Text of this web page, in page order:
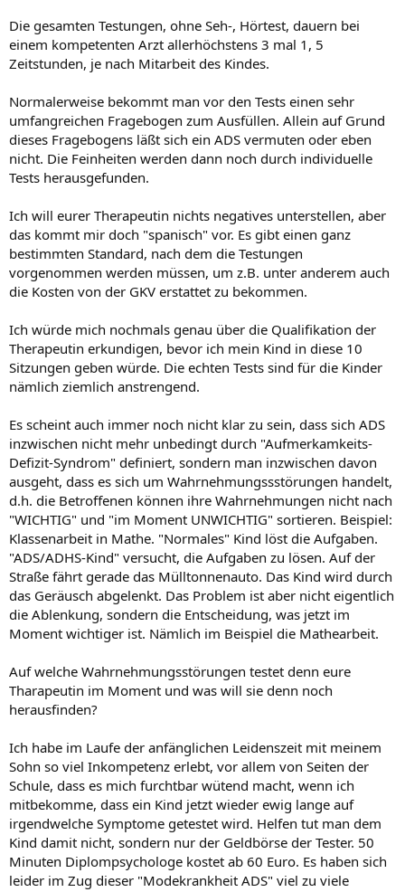
Die gesamten Testungen, ohne Seh-, Hörtest, dauern bei
einem kompetenten Arzt allerhöchstens 3 mal 1, 5
Zeitstunden, je nach Mitarbeit des Kindes.
Normalerweise bekommt man vor den Tests einen sehr
umfangreichen Fragebogen zum Ausfüllen. Allein auf Grund
dieses Fragebogens läßt sich ein ADS vermuten oder eben
nicht. Die Feinheiten werden dann noch durch individuelle
Tests herausgefunden.
Ich will eurer Therapeutin nichts negatives unterstellen, aber
das kommt mir doch "spanisch" vor. Es gibt einen ganz
bestimmten Standard, nach dem die Testungen
vorgenommen werden müssen, um z.B. unter anderem auch
die Kosten von der GKV erstattet zu bekommen.
Ich würde mich nochmals genau über die Qualifikation der
Therapeutin erkundigen, bevor ich mein Kind in diese 10
Sitzungen geben würde. Die echten Tests sind für die Kinder
nämlich ziemlich anstrengend.
Es scheint auch immer noch nicht klar zu sein, dass sich ADS
inzwischen nicht mehr unbedingt durch "Aufmerkamkeits-
Defizit-Syndrom" definiert, sondern man inzwischen davon
ausgeht, dass es sich um Wahrnehmungssstörungen handelt,
d.h. die Betroffenen können ihre Wahrnehmungen nicht nach
"WICHTIG" und "im Moment UNWICHTIG" sortieren. Beispiel:
Klassenarbeit in Mathe. "Normales" Kind löst die Aufgaben.
"ADS/ADHS-Kind" versucht, die Aufgaben zu lösen. Auf der
Straße fährt gerade das Mülltonnenauto. Das Kind wird durch
das Geräusch abgelenkt. Das Problem ist aber nicht eigentlich
die Ablenkung, sondern die Entscheidung, was jetzt im
Moment wichtiger ist. Nämlich im Beispiel die Mathearbeit.
Auf welche Wahrnehmungsstörungen testet denn eure
Tharapeutin im Moment und was will sie denn noch
herausfinden?
Ich habe im Laufe der anfänglichen Leidenszeit mit meinem
Sohn so viel Inkompetenz erlebt, vor allem von Seiten der
Schule, dass es mich furchtbar wütend macht, wenn ich
mitbekomme, dass ein Kind jetzt wieder ewig lange auf
irgendwelche Symptome getestet wird. Helfen tut man dem
Kind damit nicht, sondern nur der Geldbörse der Tester. 50
Minuten Diplompsychologe kostet ab 60 Euro. Es haben sich
leider im Zug dieser "Modekrankheit ADS" viel zu viele